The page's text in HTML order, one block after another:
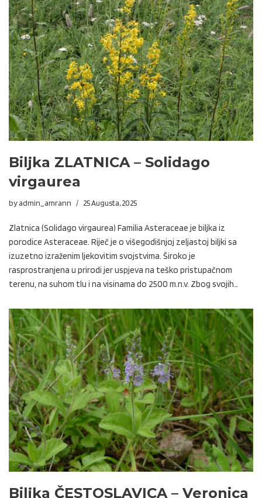
Biljka ZLATNICA – Solidago
virgaurea
byadmin_amrann 25 Augusta, 2025
Zlatnica (Solidago virgaurea) Familia Asteraceae je biljka iz
porodice Asteraceae. Riječ je o višegodišnjoj zeljastoj biljki sa
izuzetno izraženim ljekovitim svojstvima. Široko je
rasprostranjena u prirodi jer uspjeva na teško pristupačnom
terenu, na suhom tlu i na visinama do 2500 m.n.v. Zbog svojih…
Biljka ČESTOSLAVICA – Veronica